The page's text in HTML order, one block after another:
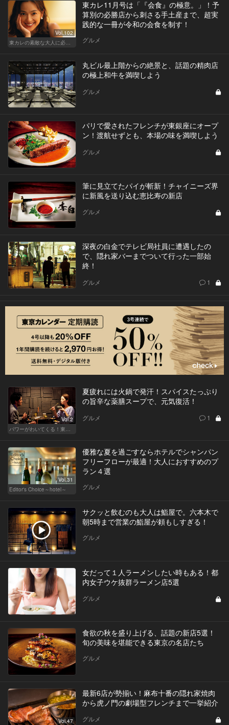
Vol.102
東カレの素敵な大人に必要なこと
東カレ11月号は「『会食』の極意。」！予
算別の必勝店から刺さる手土産まで、超実
践的な一冊が令和の会食を制す！
グルメ
丸ビル最上階からの絶景と、話題の精肉店
の極上和牛を満喫しよう
グルメ
パリで愛されたフレンチが東銀座にオープ
ン！渡航せずとも、本場の味を満喫しよう
グルメ
筆に見立てたパイが斬新！チャイニーズ界
に新風を送り込む恵比寿の新店
グルメ
深夜の白金でテレビ局社員に遭遇したの
で、隠れ家バーまでついて行った一部始
終！
グルメ 1
Vol.2
夏疲れには火鍋で発汗！スパイスたっぷり
の旨辛な薬膳スープで、元気復活！
グルメ 1
Vol.31
Editor's Choice～hotel～
優雅な夏を過ごすならホテルでシャンパン
フリーフローが最適！大人におすすめのプ
ラン４選
グルメ
サクッと飲むのも大人は鮨屋で。六本木で
朝5時まで営業の鮨屋が頼もしすぎる！
グルメ
女だって１人ラーメンしたい時もある！都
内女子ウケ抜群ラーメン店5選
グルメ
食欲の秋を盛り上げる、話題の新店5選！
旬の美味を堪能できる東京の名店たち
グルメ
Vol.47
最新6店が勢揃い！麻布十番の隠れ家焼肉
から虎ノ門の劇場型フレンチまで一挙紹介
グルメ